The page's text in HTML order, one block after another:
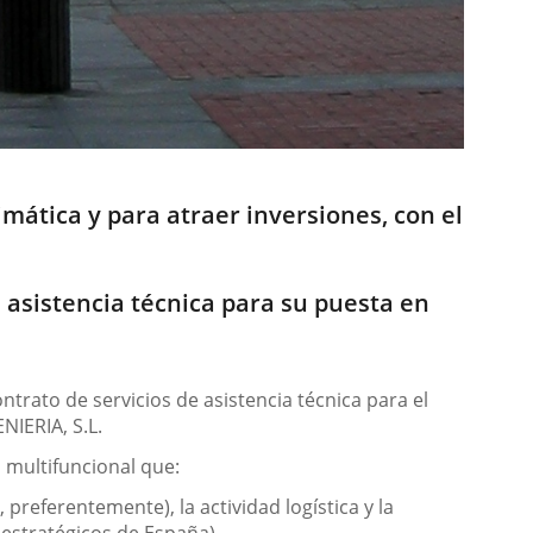
y para atraer inversiones, con el
asistencia técnica para su puesta en
de servicios de asistencia técnica para el
S.L.
multifuncional que:
la actividad logística y la